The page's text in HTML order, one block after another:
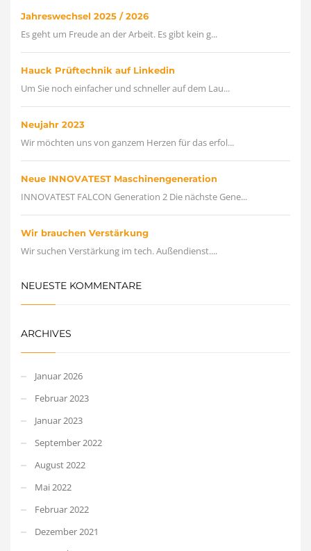
Jahreswechsel 2025 / 2026
Es geht um Freude an der Arbeit. Es gibt kein g...
Hauck Prüftechnik auf Linkedin
Um Sie noch einfacher und schneller auf dem Lau...
Neujahr 2023
Wir möchten uns von ganzem Herzen für das erfol...
Neue INNOVATEST Maschinengeneration
INNOVATEST FALCON Generation 2 Die nächste Gene...
Wir brauchen Verstärkung
Wir suchen Verstärkung im tech. Außendienst....
NEUESTE KOMMENTARE
ARCHIVES
Januar 2026
Februar 2023
Januar 2023
September 2022
August 2022
Mai 2022
Februar 2022
Dezember 2021